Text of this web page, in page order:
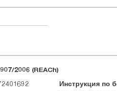
2006 (REACh)
Инструкция по